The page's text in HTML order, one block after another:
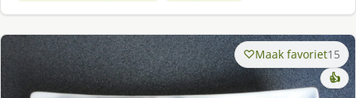
Maak favoriet15
👍